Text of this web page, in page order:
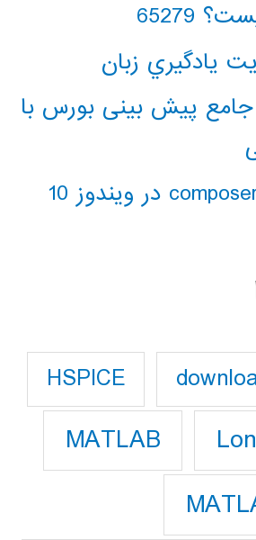
65279
يادگيري زبان
پیش بینی بورس با
HSPICE
MATLAB